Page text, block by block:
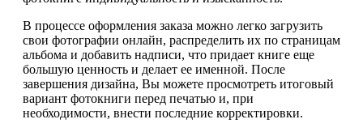
В процессе оформления заказа можно легко загрузить
свои фотографии онлайн, распределить их по страницам
альбома и добавить надписи, что придает книге еще
большую ценность и делает ее именной. После
завершения дизайна, Вы можете просмотреть итоговый
вариант фотокниги перед печатью и, при
необходимости, внести последние корректировки.